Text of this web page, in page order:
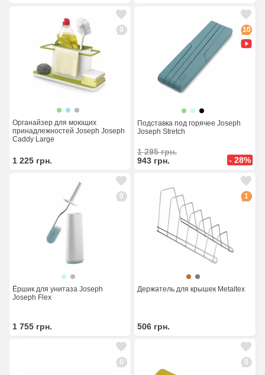
0
Органайзер для моющих
принадлежностей Joseph Joseph
Caddy Large
1 225 грн.
10
Подставка под горячее Joseph
Joseph Stretch
1 295грн.
943 грн. - 28%
0
Ёршик для унитаза Joseph
Joseph Flex
1 755 грн.
1
Держатель для крышек Metaltex
506 грн.
0 0